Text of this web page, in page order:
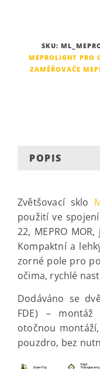
SKU:
MEPROLIGHT PRO
ZAMĚŘOVAČE
POPIS
Zvětšovací sklo
použití ve
22, MEPRO
Kompaktní a
zorné pole pro
očima, rychlé
Dodáváno se
FDE) –
otočnou
pouzdro, bez